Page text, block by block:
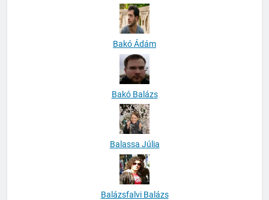
Bakó Ádám
Bakó Balázs
Balassa Júlia
Balázsfalvi Balázs